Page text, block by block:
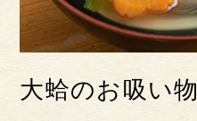
大蛤のお吸い物